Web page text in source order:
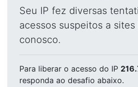
Seu IP fez diversas
acessos suspeitos a
conosco.
Para liberar o acesso do IP
responda ao desafio abaixo.